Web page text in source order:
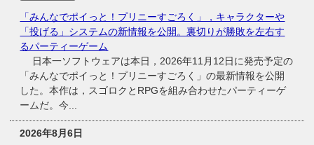
「みんなでポイっと！プリニーすごろく」，キャラクターや
「投げる」システムの新情報を公開。裏切りが勝敗を左右す
るパーティーゲーム
日本一ソフトウェアは本日，2026年11月12日に発売予定の
「みんなでポイっと！プリニーすごろく」の最新情報を公開
した。本作は，スゴロクとRPGを組み合わせたパーティーゲ
ームだ。今...
2026年8月6日